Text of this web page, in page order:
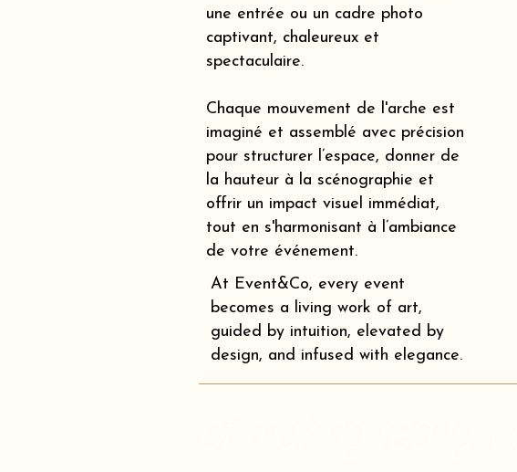
une entrée ou un cadre photo
captivant, chaleureux et
spectaculaire.
Chaque mouvement de l'arche est
imaginé et assemblé avec précision
pour structurer l’espace, donner de
la hauteur à la scénographie et
offrir un impact visuel immédiat,
tout en s'harmonisant à l’ambiance
de votre événement.
At Event&Co, every event
becomes a living work of art,
guided by intuition, elevated by
design, and infused with elegance.